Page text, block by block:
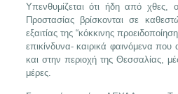
Υπενθυμίζεται ότι ήδη από χθες,
Προστασίας βρίσκονται σε
εξαιτίας της “κόκκινης
επικίνδυνα- καιρικά φαινόμενα
και στην περιοχή της Θεσσαλίας,
μέρες.